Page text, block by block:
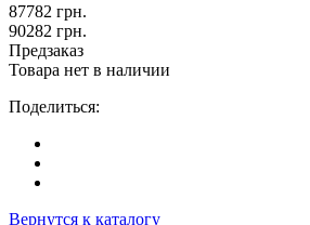
87782 грн.
90282 грн.
Предзаказ
Товара нет в наличии
Поделиться:
Вернутся к каталогу